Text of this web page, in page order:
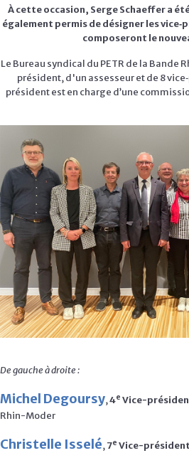
À cette occasion, Serge Schaeffer a
également permis de désigner les
composeront le
Le Bureau syndical du PETR de la Bande
président, d'un assesseur et de 8
président est en charge d’une
De gauche à droite :
Michel Degoursy,4e Vice-
Rhin-Moder
Christelle Isselé,7e Vice-président